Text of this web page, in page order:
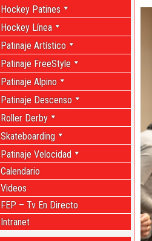
Hockey Patines
Hockey Línea
Patinaje Artístico
Patinaje FreeStyle
Patinaje Alpino
Patinaje Descenso
Roller Derby
Skateboarding
Patinaje Velocidad
Calendario
Videos
FEP – Tv En Directo
Intranet